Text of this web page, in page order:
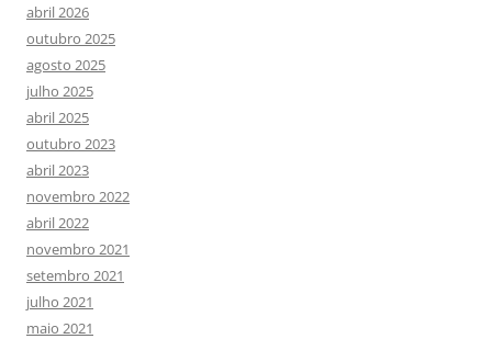
abril 2026
outubro 2025
agosto 2025
julho 2025
abril 2025
outubro 2023
abril 2023
novembro 2022
abril 2022
novembro 2021
setembro 2021
julho 2021
maio 2021